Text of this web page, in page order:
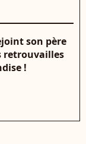
son père
retrouvailles
!